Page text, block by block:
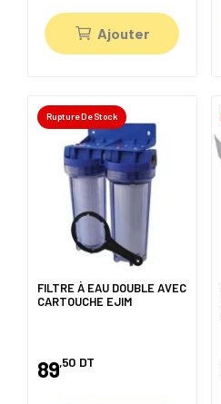
Ajouter
Rupture De Stock
FILTRE À EAU DOUBLE AVEC
CARTOUCHE EJIM
89,50 DT